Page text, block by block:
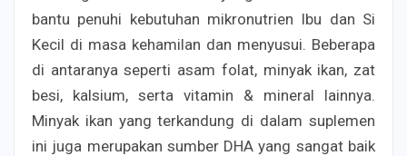
bantu penuhi kebutuhan mikronutrien Ibu dan Si
Kecil di masa kehamilan dan menyusui. Beberapa
di antaranya seperti asam folat, minyak ikan, zat
besi, kalsium, serta vitamin & mineral lainnya.
Minyak ikan yang terkandung di dalam suplemen
ini juga merupakan sumber DHA yang sangat baik